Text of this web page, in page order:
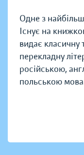
Одне з
Існує на
видає класичну
перекладну
російською,
польською